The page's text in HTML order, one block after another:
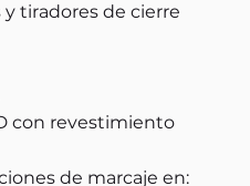
y tiradores de cierre
con revestimiento
de marcaje en: